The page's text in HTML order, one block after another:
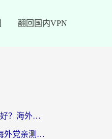
翻回国内VPN
雷神手游和sixfast哪个好？海外党亲测3款回国加速器，教你选对不踩坑
穿梭和快喵好用吗？海外党亲测：小众加速器对比+番茄加速器深度体验